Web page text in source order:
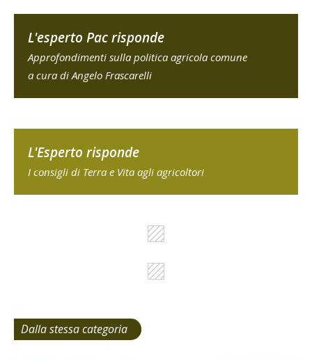
L'esperto Pac risponde
Approfondimenti sulla politica agricola comune
a cura di Angelo Frascarelli
L'Esperto risponde
I consigli di Terra e Vita agli agricoltori
Dalla stessa categoria